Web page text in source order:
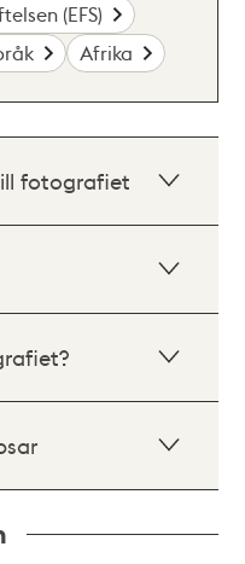
(EFS)
Afrika
fotografiet